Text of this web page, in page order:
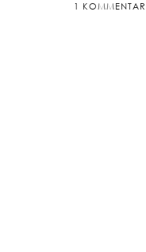
1 KOMMENTAR